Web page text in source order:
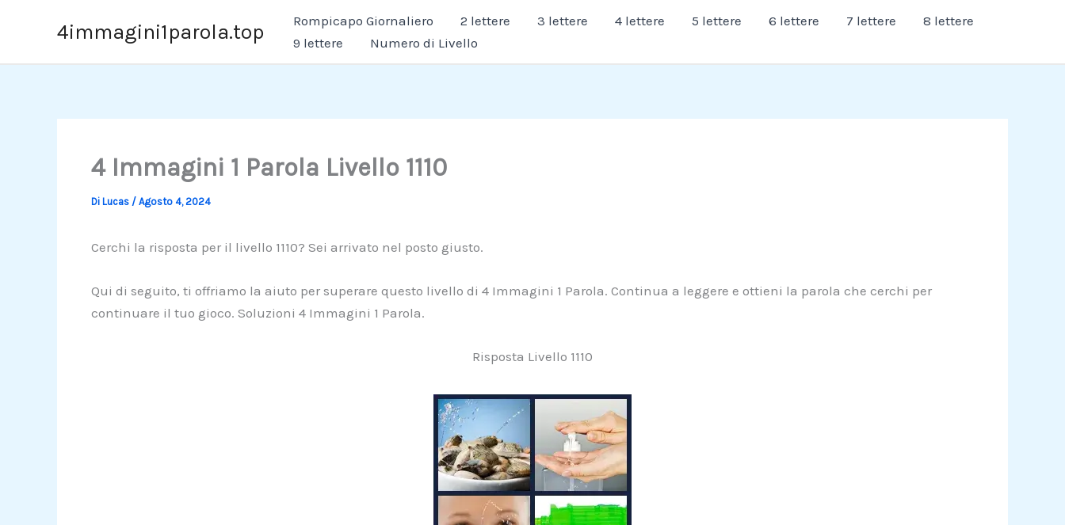
4immagini1parola.top Rompicapo Giornaliero 2 lettere 3 lettere 4 lettere 5 lettere 6 lettere 7 lettere
8 lettere
9 lettere
Numero di Livello
4 Immagini 1 Parola Livello 1110
Di Lucas / Agosto 4, 2024
Cerchi la risposta per il livello 1110? Sei arrivato nel posto giusto.
Qui di seguito, ti offriamo la aiuto per superare questo livello di 4 Immagini 1 Parola. Continua a leggere e ottieni la parola che cerchi per
continuare il tuo gioco. Soluzioni 4 Immagini 1 Parola.
Risposta Livello 1110